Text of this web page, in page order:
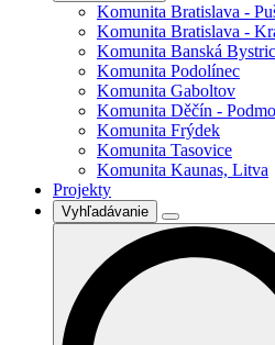
Komunita Bratislava -
Komunita Bratislava -
Komunita Banská
Komunita Podolínec
Komunita Gaboltov
Komunita Děčín -
Komunita Frýdek
Komunita Tasovice
Komunita Kaunas, Litva
Projekty
Vyhľadávanie